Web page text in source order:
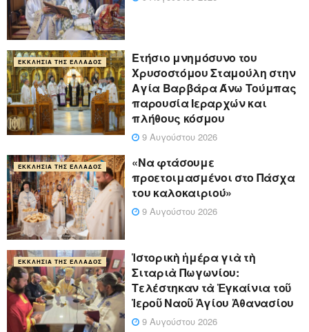
ΕΚΚΛΗΣΊΑ ΤΗΣ ΕΛΛΆΔΟΣ
Ετήσιο μνημόσυνο του
Χρυσοστόμου Σταμούλη στην
Αγία Βαρβάρα Άνω Τούμπας
παρουσία Ιεραρχών και
πλήθους κόσμου
9 Αυγούστου 2026
ΕΚΚΛΗΣΊΑ ΤΗΣ ΕΛΛΆΔΟΣ
«Να φτάσουμε
προετοιμασμένοι στο Πάσχα
του καλοκαιριού»
9 Αυγούστου 2026
ΕΚΚΛΗΣΊΑ ΤΗΣ ΕΛΛΆΔΟΣ
Ἱστορικὴ ἡμέρα γιὰ τὴ
Σιταριὰ Πωγωνίου:
Τελέστηκαν τὰ Ἐγκαίνια τοῦ
Ἱεροῦ Ναοῦ Ἁγίου Ἀθανασίου
9 Αυγούστου 2026